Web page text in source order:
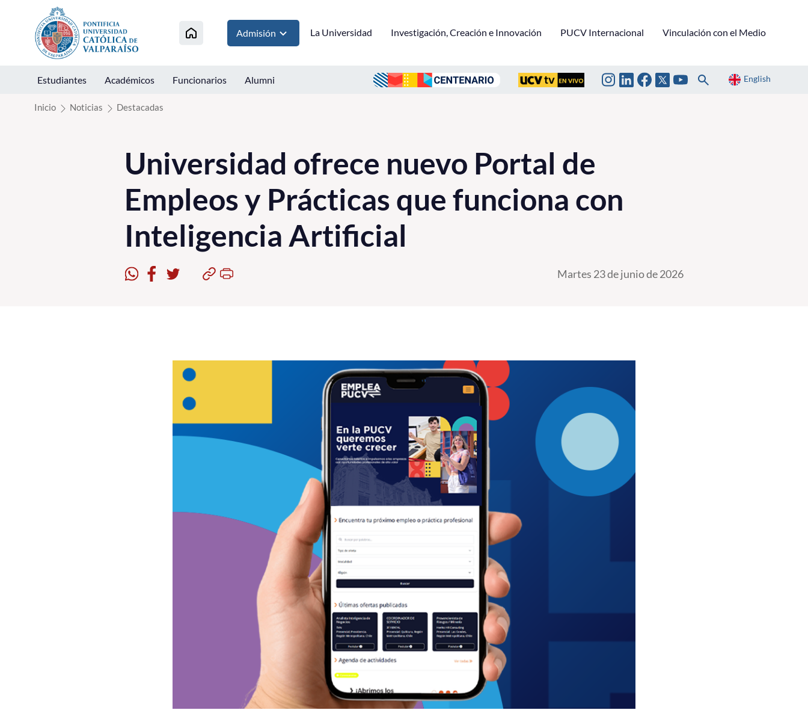
Click acá para ir directamente al contenido
Admisión La Universidad Investigación, Creación e Innovación PUCV Internacional Vinculación con el Medio
Estudiantes Académicos Funcionarios Alumni English
Inicio Noticias Destacadas
Universidad ofrece nuevo Portal de
Empleos y Prácticas que funciona con
Inteligencia Artificial
Martes 23 de junio de 2026